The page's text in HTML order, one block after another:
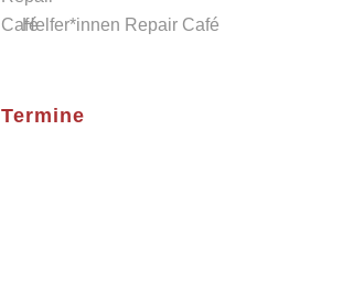
Helfer*innen Repair Café
Termine